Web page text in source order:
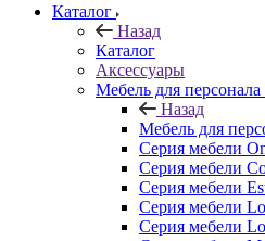
Каталог
Назад
Каталог
Аксессуары
Мебель для персонала
Назад
Мебель для
Серия мебели
Серия мебели
Серия мебели
Серия мебели
Серия мебели